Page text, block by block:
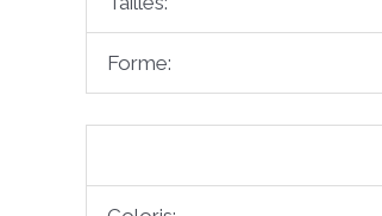
Forme: